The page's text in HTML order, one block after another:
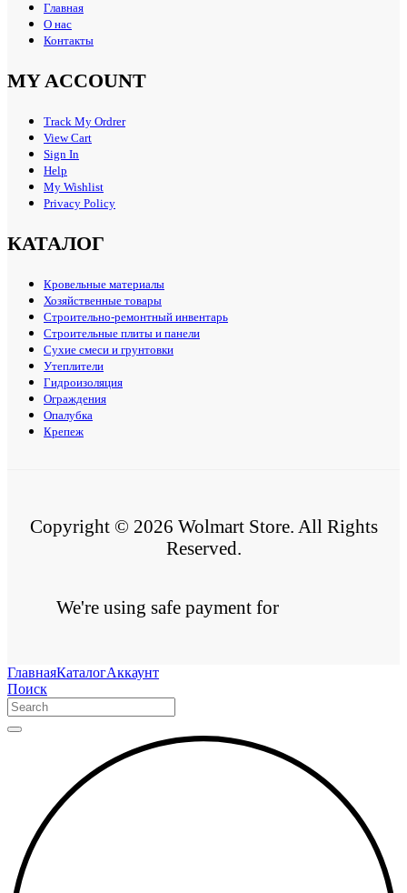
Главная
О нас
Контакты
MY ACCOUNT
Track My Ordrer
View Cart
Sign In
Help
My Wishlist
Privacy Policy
КАТАЛОГ
Кровельные материалы
Хозяйственные товары
Строительно-ремонтный инвентарь
Строительные плиты и панели
Сухие смеси и грунтовки
Утеплители
Гидроизоляция
Ограждения
Опалубка
Крепеж
Copyright © 2026 Wolmart Store. All Rights
Reserved.
We're using safe payment for
ГлавнаяКаталогАккаунт
Поиск